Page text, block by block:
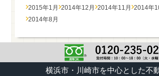
2015年1月 2014年12月 2014年11月 2014年
2014年8月
横浜市・川崎市を中心とした不